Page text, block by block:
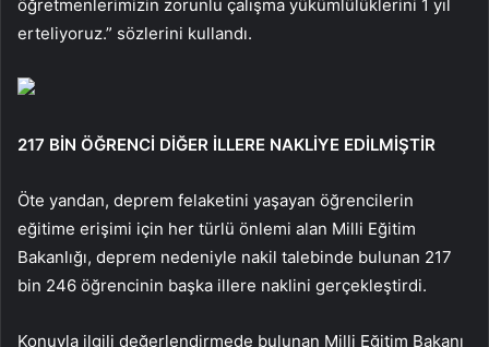
öğretmenlerimizin zorunlu çalışma yükümlülüklerini 1 yıl
erteliyoruz.” sözlerini kullandı.
217 BİN ÖĞRENCİ DİĞER İLLERE NAKLİYE EDİLMİŞTİR
Öte yandan, deprem felaketini yaşayan öğrencilerin
eğitime erişimi için her türlü önlemi alan Milli Eğitim
Bakanlığı, deprem nedeniyle nakil talebinde bulunan 217
bin 246 öğrencinin başka illere naklini gerçekleştirdi.
Konuyla ilgili değerlendirmede bulunan Milli Eğitim Bakanı